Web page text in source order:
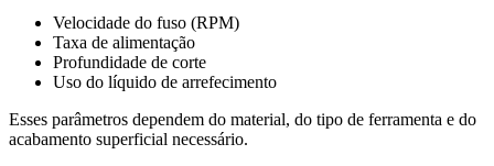
Velocidade do fuso (RPM)
Taxa de alimentação
Profundidade de corte
Uso do líquido de arrefecimento
Esses parâmetros dependem do material, do tipo de ferramenta e do
acabamento superficial necessário.